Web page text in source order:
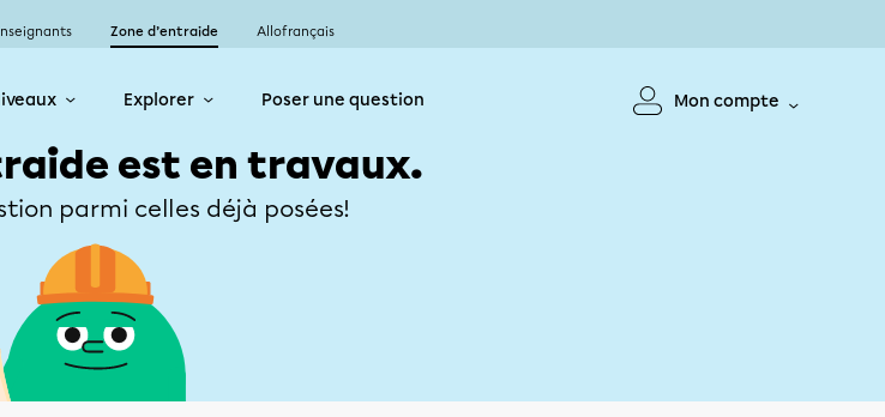
Zone d’entraide Allofrançais
Explorer Poser une question Mon compte
est en travaux.
parmi celles déjà posées!